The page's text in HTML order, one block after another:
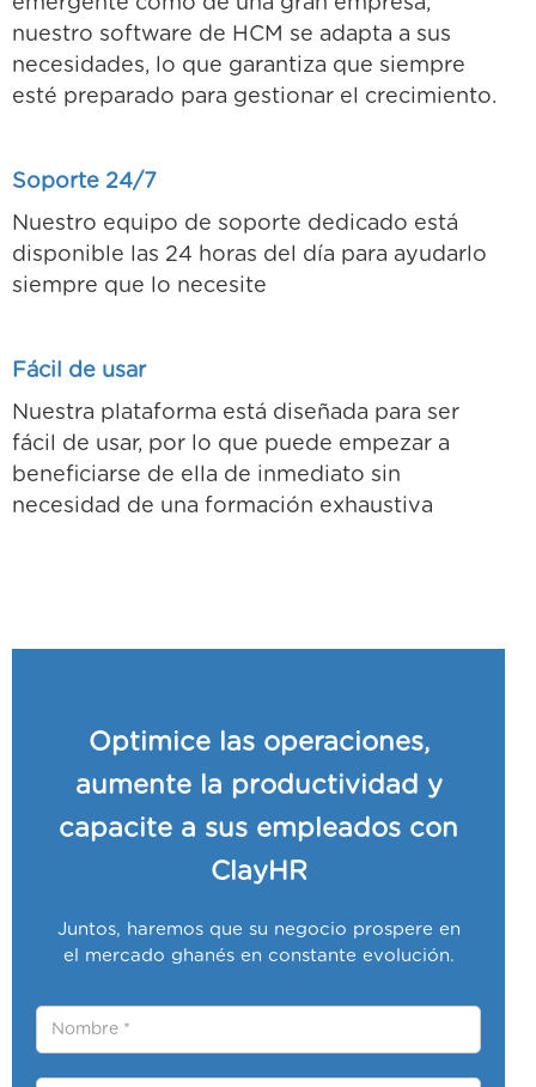
nuestro software de HCM se adapta a sus
necesidades, lo que garantiza que siempre
esté preparado para gestionar el crecimiento.
Soporte 24/7
Nuestro equipo de soporte dedicado está
disponible las 24 horas del día para ayudarlo
siempre que lo necesite
Fácil de usar
Nuestra plataforma está diseñada para ser
fácil de usar, por lo que puede empezar a
beneficiarse de ella de inmediato sin
necesidad de una formación exhaustiva
Optimice las operaciones,
aumente la productividad y
capacite a sus empleados con
ClayHR
Juntos, haremos que su negocio prospere en
el mercado ghanés en constante evolución.